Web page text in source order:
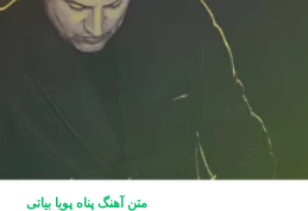
متن آهنگ پناه پویا بیاتی